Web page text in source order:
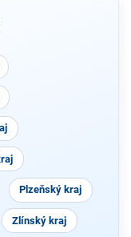
Plzeňský kraj
Zlínský kraj